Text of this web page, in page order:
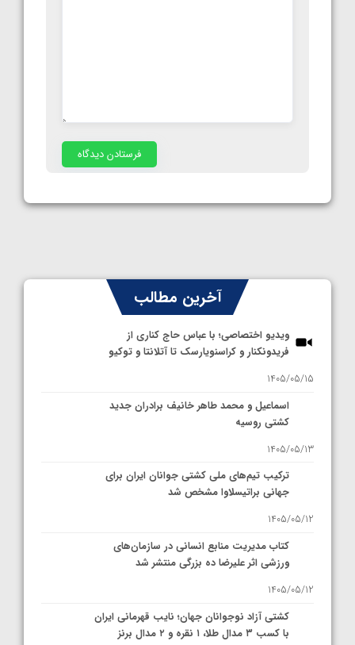
آخرین مطالب
ویدیو اختصاصی؛ با عباس حاج کناری از
فریدونکنار و کراسنویارسک تا آتلانتا و توکیو
1405/05/15
اسماعیل و محمد طاهر خانیف برادران جدید
کشتی روسیه
1405/05/13
ترکیب تیم‌های ملی کشتی جوانان ایران برای
جهانی براتیسلاوا مشخص شد
1405/05/12
کتاب مدیریت منابع انسانی در سازمان‌های
ورزشی اثر علیرضا ده بزرگی منتشر شد
1405/05/12
کشتی آزاد نوجوانان جهان؛ نایب قهرمانی ایران
با کسب ۳ مدال طلا، ۱ نقره و ۲ مدال برنز